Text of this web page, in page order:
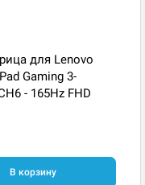
для Lenovo
Gaming 3-
- 165Hz FHD
В корзину